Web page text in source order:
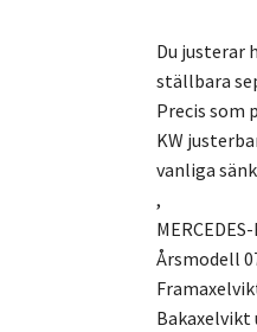
Du justerar
ställbara
Precis som
KW
vanliga
,
Årsmodell
Bakaxelvikt